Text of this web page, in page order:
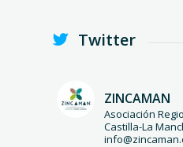
Twitter
ZINCAMAN
Asociación
Castilla-La